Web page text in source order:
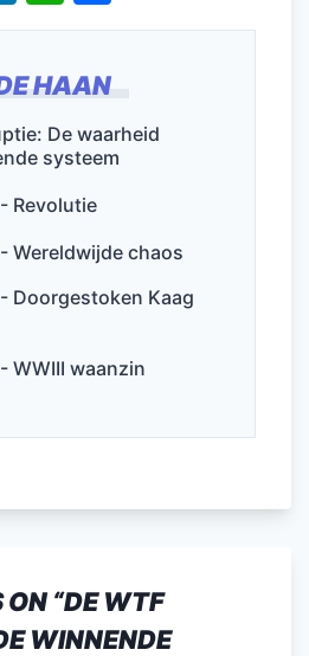
HAAN
De waarheid
systeem
Revolutie
Wereldwijde chaos
Doorgestoken Kaag
WWIII waanzin
n
e
dI
n
h
s
A
p
p
el
“DE WTF
WINNENDE